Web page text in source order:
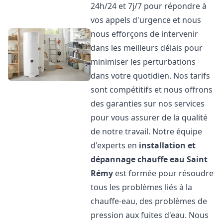
24h/24 et 7j/7 pour répondre à
vos appels d'urgence et nous
nous efforçons de intervenir
dans les meilleurs délais pour
minimiser les perturbations
dans votre quotidien. Nos tarifs
sont compétitifs et nous offrons
des garanties sur nos services
pour vous assurer de la qualité
de notre travail. Notre équipe
d'experts en installation et
dépannage chauffe eau Saint
Rémy est formée pour résoudre
tous les problèmes liés à la
chauffe-eau, des problèmes de
pression aux fuites d'eau. Nous